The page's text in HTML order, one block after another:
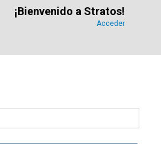
¡Bienvenido a Stratos!
Acceder